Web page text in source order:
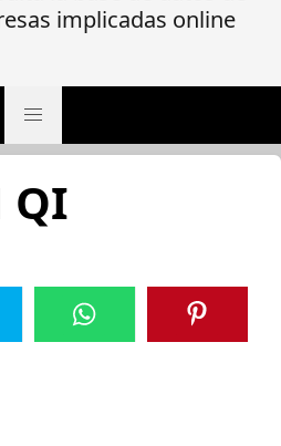
implicadas online
QI